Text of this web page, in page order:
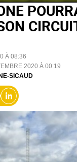
À 08:36
2020 À 00:19
SICAUD